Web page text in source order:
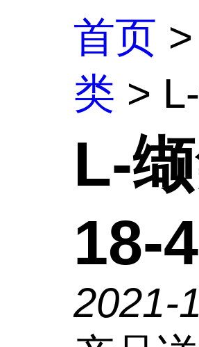
首页 >
类 >
L-
18-4
2021-